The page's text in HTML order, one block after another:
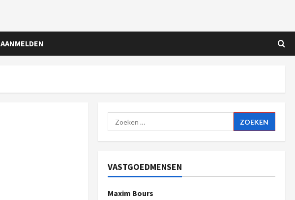
AANMELDEN
VASTGOEDMENSEN
Maxim Bours